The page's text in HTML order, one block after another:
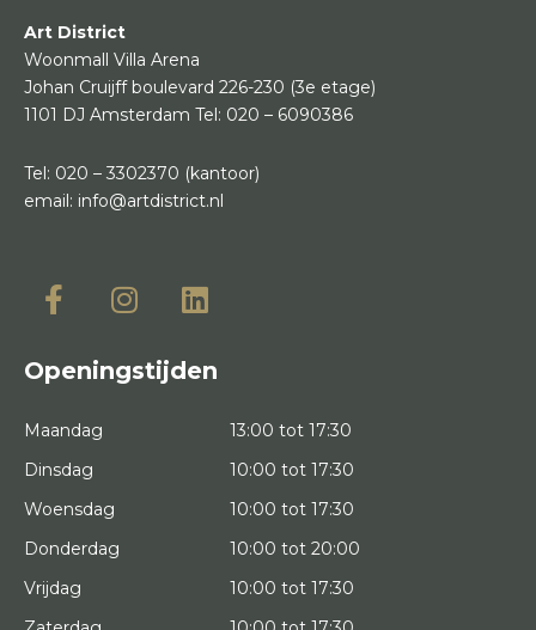
Art District
Woonmall Villa Arena
Johan Cruijff boulevard 226-230 (3e etage)
1101 DJ Amsterdam Tel: 020 – 6090386
Tel: 020 – 3302370 (kantoor)
email: info@artdistrict.nl
Openingstijden
Maandag
13:00 tot 17:30
Dinsdag
10:00 tot 17:30
Woensdag
10:00 tot 17:30
Donderdag
10:00 tot 20:00
Vrijdag
10:00 tot 17:30